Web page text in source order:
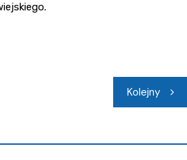
Kolejny